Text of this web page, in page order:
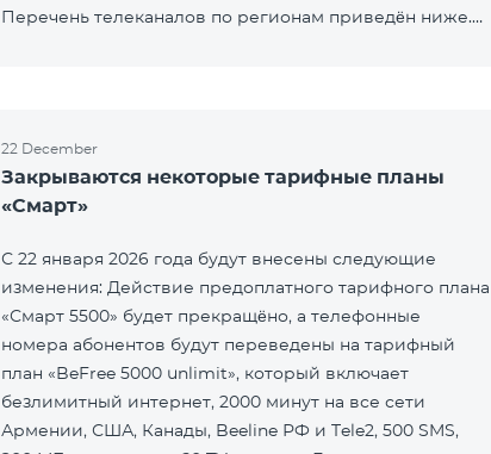
Перечень телеканалов по регионам приведён ниже.
22 December
Закрываются некоторые тарифные планы
«Смарт»
С 22 января 2026 года будут внесены следующие
изменения: Действие предоплатного тарифного плана
«Смарт 5500» будет прекращёно, а телефонные
номера абонентов будут переведены на тарифный
план «BeFree 5000 unlimit», который включает
безлимитный интернет, 2000 минут на все сети
Армении, США, Канады, Beeline РФ и Tele2, 500 SMS,